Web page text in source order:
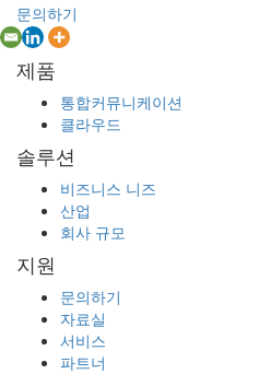
문의하기
제품
통합커뮤니케이션
클라우드
솔루션
비즈니스 니즈
산업
회사 규모
지원
문의하기
자료실
서비스
파트너